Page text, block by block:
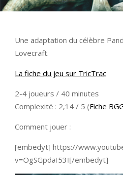
Une adaptation du célèbre
Lovecraft.
La fiche du jeu sur TricTrac
2-4 joueurs / 40 minutes
Complexité : 2,14 / 5 (Fiche
Comment jouer :
[embedyt] https://
v=OgSGpdaI53I[/embedyt]